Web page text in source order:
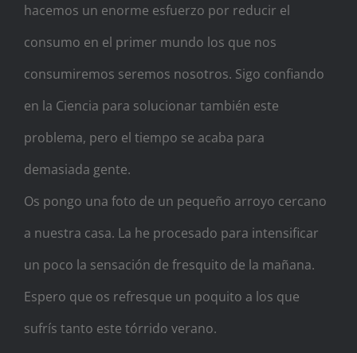
hacemos un enorme esfuerzo por reducir el
consumo en el primer mundo los que nos
consumiremos seremos nosotros. Sigo confiando
en la Ciencia para solucionar también este
problema, pero el tiempo se acaba para
demasiada gente.
Os pongo una foto de un pequeño arroyo cercano
a nuestra casa. La he procesado para intensificar
un poco la sensación de fresquito de la mañana.
Espero que os refresque un poquito a los que
sufrís tanto este tórrido verano.